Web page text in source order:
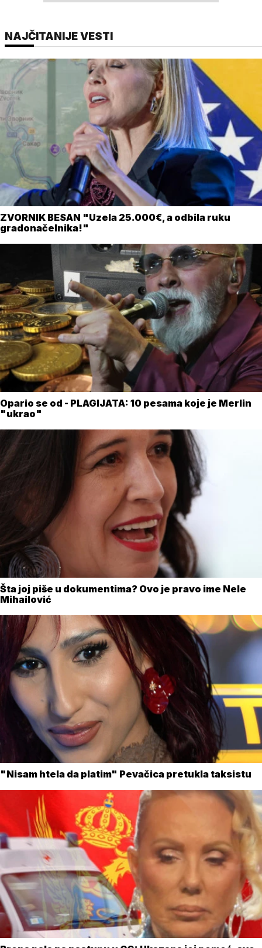
NAJČITANIJE VESTI
ZVORNIK BESAN "Uzela 25.000€, a odbila ruku
gradonačelnika!"
Opario se od - PLAGIJATA: 10 pesama koje je Merlin
"ukrao"
Šta joj piše u dokumentima? Ovo je pravo ime Nele
Mihailović
"Nisam htela da platim" Pevačica pretukla taksistu